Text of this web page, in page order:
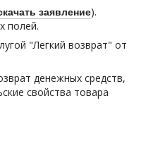
заявление).
полей.
"Легкий возврат" от
денежных средств,
свойства товара